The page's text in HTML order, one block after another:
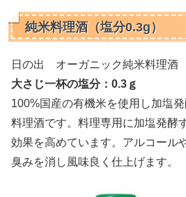
純米料理酒（塩分0.3g）
日の出 オーガニック純米料理酒
大さじ一杯の塩分：0.3ｇ
100%国産の有機米を使用し加塩
料理酒です。料理専用に加塩発酵
効果を高めています。アルコール
臭みを消し風味良く仕上げます。